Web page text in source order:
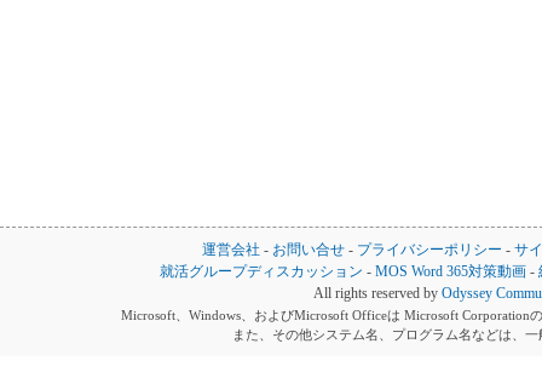
運営会社 - お問い合せ - プライバシーポリシー - サ
就活グループディスカッション -MOS Word 365対策動画 -
All rights reserved by Odyssey
Microsoft、Windows、およびMicrosoft Officeは Microsoft Corporation
また、その他システム名、プログラム名などは、